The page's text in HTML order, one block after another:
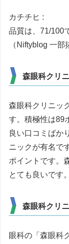
カチチヒ :
品質は、71/100
（Niftyblog 一部
森眼科クリ
森眼科クリニッ
す。積極性は89
良い口コミばか
ニックが有名で
ポイントです。
とても良いです。
森眼科クリ
眼科の「森眼科